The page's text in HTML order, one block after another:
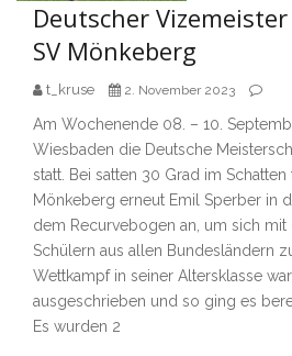
Deutscher
SV Mönkeberg
t_kruse 2. November 2023
Am Wochenende 08. – 10.
Wiesbaden die Deutsche
statt. Bei satten 30 Grad im Schatten
Mönkeberg erneut Emil Sperber in
dem Recurvebogen an, um sich mit
Schülern aus allen Bundesländern
Wettkampf in seiner Altersklasse
ausgeschrieben und so ging es
Es wurden 2